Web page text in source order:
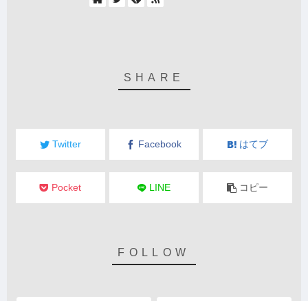
Twitter Facebook はてブ
Pocket LINE コピー